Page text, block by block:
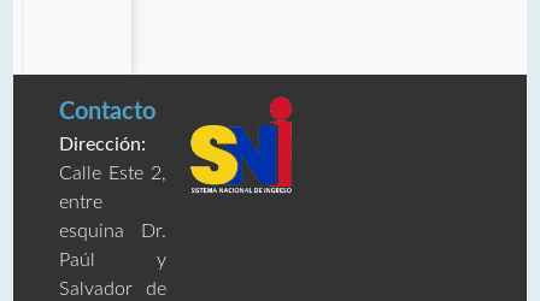
Contacto
Dirección:
Calle Este 2,
entre
esquina Dr.
Paúl y
Salvador de